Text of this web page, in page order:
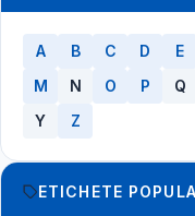
A B C D E
M
N O P Q
Y
Z
ETICHETE